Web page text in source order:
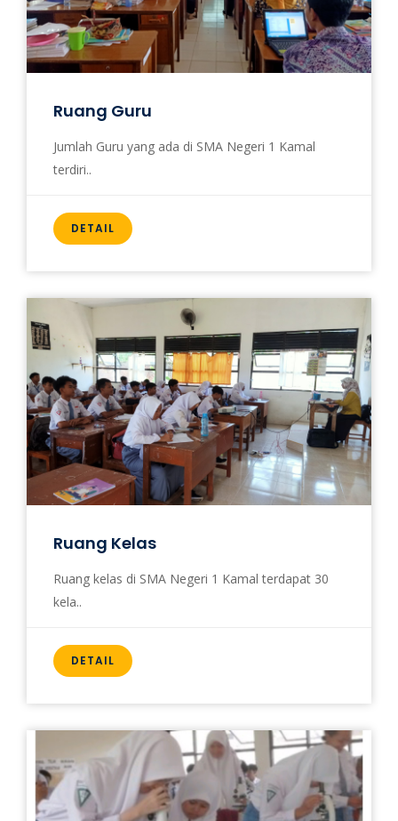
Ruang Guru
Jumlah Guru yang ada di SMA Negeri 1 Kamal
terdiri..
DETAIL
Ruang Kelas
Ruang kelas di SMA Negeri 1 Kamal terdapat 30
kela..
DETAIL